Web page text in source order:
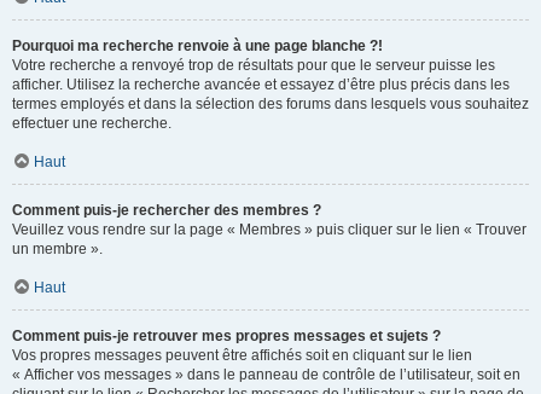
Pourquoi ma recherche renvoie à une page blanche ?!
Votre recherche a renvoyé trop de résultats pour que le serveur puisse les
afficher. Utilisez la recherche avancée et essayez d’être plus précis dans les
termes employés et dans la sélection des forums dans lesquels vous souhaitez
effectuer une recherche.
Haut
Comment puis-je rechercher des membres ?
Veuillez vous rendre sur la page « Membres » puis cliquer sur le lien « Trouver
un membre ».
Haut
Comment puis-je retrouver mes propres messages et sujets ?
Vos propres messages peuvent être affichés soit en cliquant sur le lien
« Afficher vos messages » dans le panneau de contrôle de l’utilisateur, soit en